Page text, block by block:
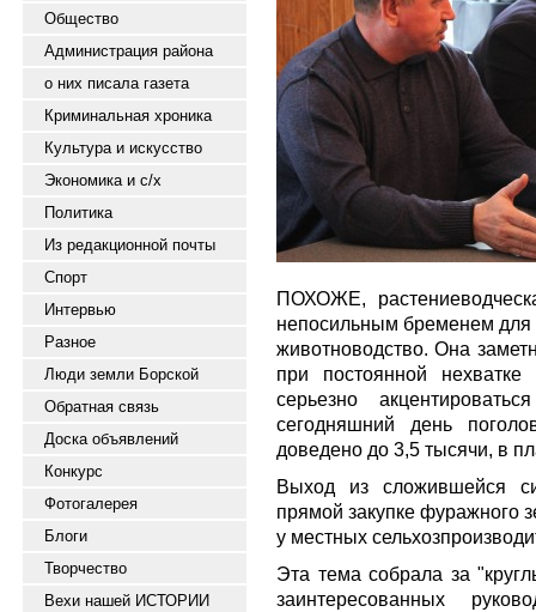
Общество
Администрация района
о них писала газета
Криминальная хроника
Культура и искусство
Экономика и с/х
Политика
Из редакционной почты
Спорт
Интервью
Разное
Люди земли Борской
Обратная связь
Доска объявлений
Конкурс
Фотогалерея
Блоги
Творчество
Вехи нашей ИСТОРИИ
ПОХОЖЕ,
непосильным бременем
животноводство. Она
при постоянной
серьезно
сегодняшний день
доведено до 3,5 тысячи, в
Выход из сложившейся
прямой закупке фуражного
у местных
Эта тема собрала за
заинтересованных